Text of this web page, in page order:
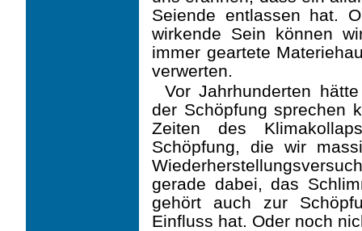
Seiende entlassen hat.
wirkende Sein können
immer geartete
verwerten.
Vor Jahrhunderten
der Schöpfung sprechen
Zeiten des
Schöpfung, die wir
gerade dabei, das
gehört auch zur
Einfluss hat. Oder noch